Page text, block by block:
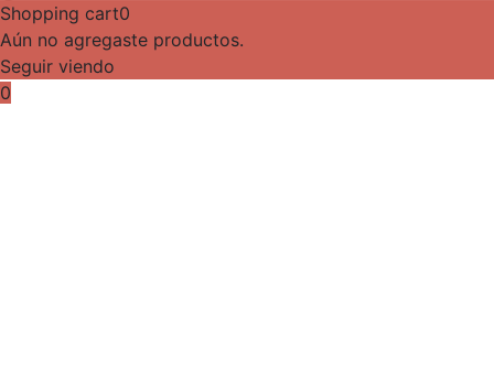
Shopping cart0
Aún no agregaste productos.
Seguir viendo
0